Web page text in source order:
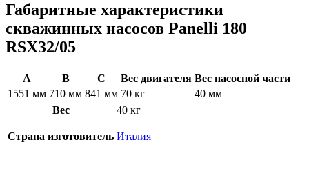
Габаритные характеристики
скважинных насосов Panelli 180
RSX32/05
A B C Вес двигателя Вес насосной части
1551 мм 710 мм 841 мм 70 кг
40 мм
Вес
40 кг
Страна изготовитель Италия